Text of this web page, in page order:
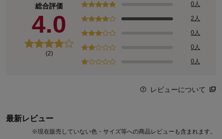
総合評価
4.0
(2)
0人
2人
0人
0人
0人
レビューについて
最新レビュー
※現在販売していない色・サイズ等への商品レビューも含まれます。